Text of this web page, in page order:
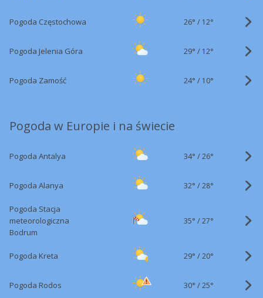
Pogoda Częstochowa 26° / 12°
Pogoda Jelenia Góra 29° / 12°
Pogoda Zamość 24° / 10°
Pogoda w Europie i na świecie
Pogoda Antalya 34° /26°
Pogoda Alanya 32° /28°
Pogoda Stacja
meteorologiczna
Bodrum
35° /27°
Pogoda Kreta 29° /20°
Pogoda Rodos 30° /25°